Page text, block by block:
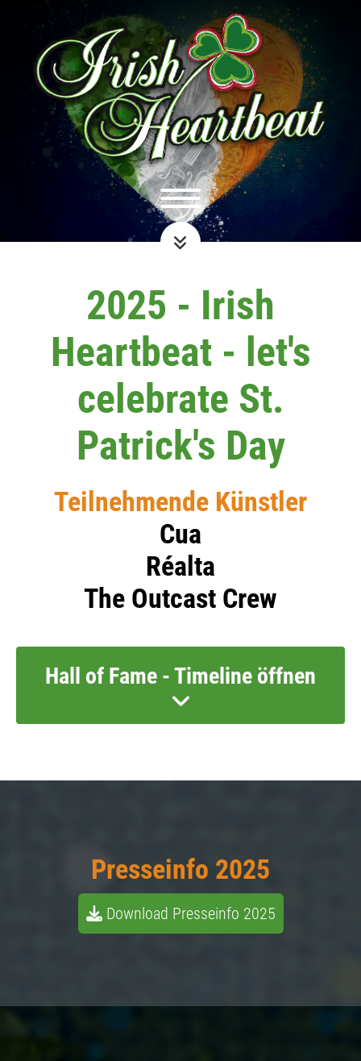
2025 - Irish
Heartbeat - let's
celebrate St.
Patrick's Day
Teilnehmende Künstler
Cua
Réalta
The Outcast Crew
Hall of Fame - Timeline öffnen
Presseinfo 2025
Download Presseinfo 2025